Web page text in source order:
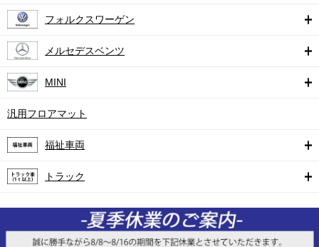
フォルクスワーゲン
メルセデスベンツ
MINI
汎用フロアマット
福祉車両
トラック